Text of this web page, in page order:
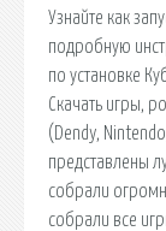
Узнайте как
подробную
по установке
Скачать игры,
(Dendy,
представлены
собрали
собрали все